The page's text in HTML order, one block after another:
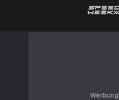
Werbung